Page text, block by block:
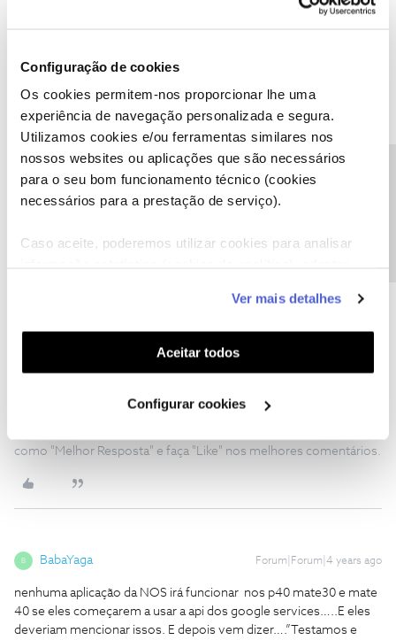
Configuração de cookies
Os cookies permitem-nos proporcionar lhe uma
experiência de navegação personalizada e segura.
Utilizamos cookies e/ou ferramentas similares nos
nossos websites ou aplicações que são necessários
para o seu bom funcionamento técnico (cookies
necessários para a prestação de serviço).
Caso aceite, poderemos utilizar cookies para analisar
funcionalidades (cookies de personalização e
funcionalidade) e adaptar anúncios aos seus interesses
(cookies de publicidade personalizada). Pode gerir a
utilização dos cookies clicando em "Configurar
Ver mais detalhes
Aceitar todos
Configurar cookies
Ainda bem que a situação ficou resolvida com a ajuda
que a incompetência da equipa técnica da NOS não conseguiu
desde o ano passado...
Caso tenha mais alguma dúvida ou sugestão, partilhe connosco.
como "Melhor Resposta" e faça "Like" nos melhores comentários.
B BabaYaga Forum|Forum|4 years ago
nenhuma aplicação da NOS irá funcionar nos p40 mate30 e mate
40 se eles começarem a usar a api dos google services…..E eles
deveriam mencionar issos. E depois vem dizer….”Testamos e